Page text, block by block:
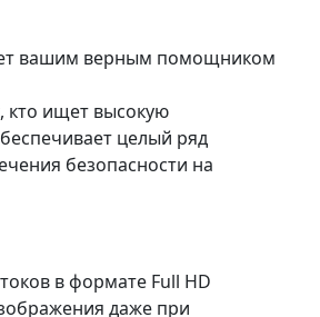
вашим верным помощником
кто ищет высокую
целый ряд
безопасности на
в формате Full HD
даже при